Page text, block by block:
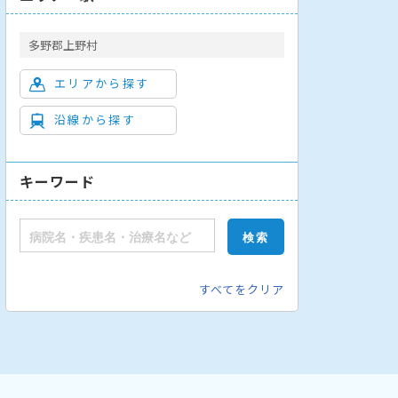
多野郡上野村
エリアから探す
沿線から探す
キーワード
すべてをクリア